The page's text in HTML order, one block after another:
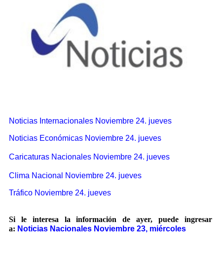
Noticias Internacionales Noviembre 24. jueves
Noticias Económicas Noviembre 24. jueves
Caricaturas Nacionales Noviembre 24. jueves
Clima Nacional Noviembre 24. jueves
Tráfico Noviembre 24. jueves
Si le interesa la información de ayer, puede ingresar
a: Noticias Nacionales Noviembre 23, miércoles